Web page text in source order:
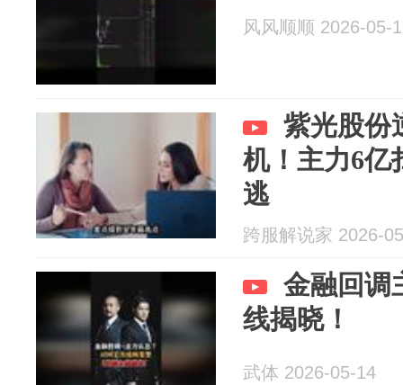
风风顺顺 2026-05-
紫光股份
机！主力6亿
逃
跨服解说家 2026-
金融回调
线揭晓！
武体 2026-05-14